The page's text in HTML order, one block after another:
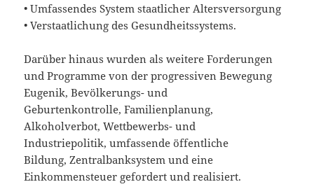
• Umfassendes System staatlicher Altersversorgung
• Verstaatlichung des Gesundheitssystems.
Darüber hinaus wurden als weitere Forderungen
und Programme von der progressiven Bewegung
Eugenik, Bevölkerungs- und
Geburtenkontrolle, Familienplanung,
Alkoholverbot, Wettbewerbs- und
Industriepolitik, umfassende öffentliche
Bildung, Zentralbanksystem und eine
Einkommensteuer gefordert und realisiert.